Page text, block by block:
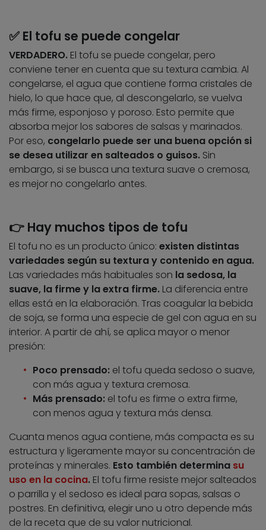
✅ El tofu se puede congelar
VERDADERO. El tofu se puede congelar, pero
conviene tener en cuenta que su textura cambia. Al
congelarse, el agua que contiene forma cristales de
hielo, lo que hace que, al descongelarlo, se vuelva
más firme, esponjoso y poroso. Esto permite que
absorba mejor los sabores de salsas y marinados.
Por eso, congelarlo puede ser una buena opción si
se desea utilizar en salteados o guisos. Sin
embargo, si se busca una textura suave o cremosa,
es mejor no congelarlo antes.
👉 Hay muchos tipos de tofu
El tofu no es un producto único: existen distintas
variedades según su textura y contenido en agua.
Las variedades más habituales son la sedosa, la
suave, la firme y la extra firme. La diferencia entre
ellas está en la elaboración. Tras coagular la bebida
de soja, se forma una especie de gel con agua en su
interior. A partir de ahí, se aplica mayor o menor
presión:
Poco prensado: el tofu queda sedoso o suave,
con más agua y textura cremosa.
Más prensado: el tofu es firme o extra firme,
con menos agua y textura más densa.
Cuanta menos agua contiene, más compacta es su
estructura y ligeramente mayor su concentración de
proteínas y minerales. Esto también determina su
uso en la cocina. El tofu firme resiste mejor salteados
o parrilla y el sedoso es ideal para sopas, salsas o
postres. En definitiva, elegir uno u otro depende más
de la receta que de su valor nutricional.